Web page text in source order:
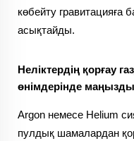
көбейту гравитацияға
асықтайды.
Неліктердің қорғау
өнімдерінде
Argon немесе Helium
пулдық шамалардан